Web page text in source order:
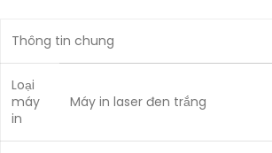
Thông tin chung
Loại
máy
in
Máy in laser đen trắng